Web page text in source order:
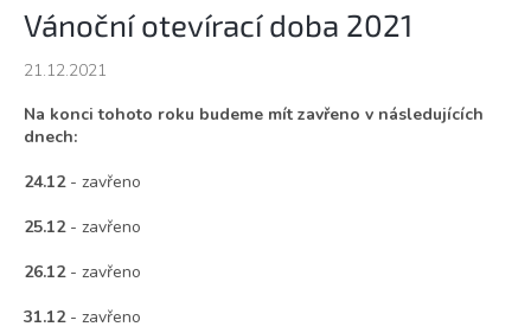
Vánoční otevírací doba 2021
21.12.2021
Na konci tohoto roku budeme mít zavřeno v následujících
dnech:
24.12 - zavřeno
25.12- zavřeno
26.12- zavřeno
31.12- zavřeno